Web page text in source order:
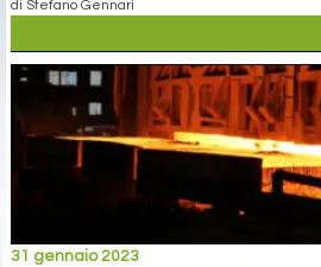
di Stefano Gennari
31 gennaio 2023